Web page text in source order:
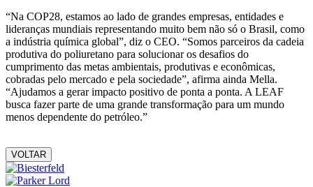
“Na COP28, estamos ao lado de grandes empresas, entidades e
lideranças mundiais representando muito bem não só o Brasil, como
a indústria química global”, diz o CEO. “Somos parceiros da cadeia
produtiva do poliuretano para solucionar os desafios do
cumprimento das metas ambientais, produtivas e econômicas,
cobradas pelo mercado e pela sociedade”, afirma ainda Mella.
“Ajudamos a gerar impacto positivo de ponta a ponta. A LEAF
busca fazer parte de uma grande transformação para um mundo
menos dependente do petróleo.”
VOLTAR